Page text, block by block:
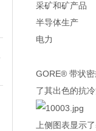
采矿和矿产品
半导体生产
电力
GORE®带状
了其出色的抗
上侧图表显示